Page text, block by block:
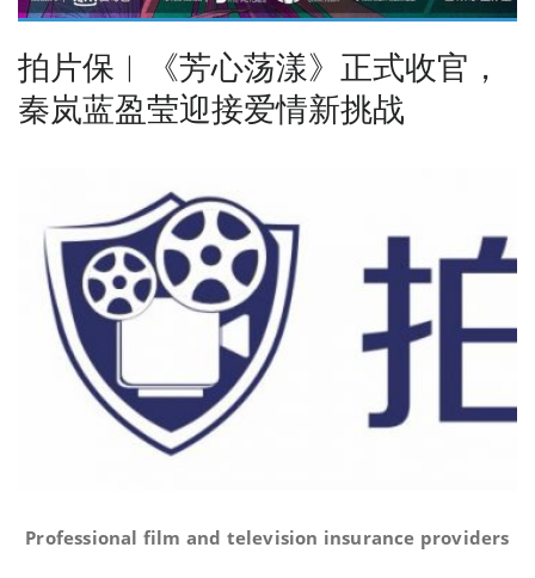
拍片保︱《芳心荡漾》正式收官，
秦岚蓝盈莹迎接爱情新挑战
Professional film and television insurance providers